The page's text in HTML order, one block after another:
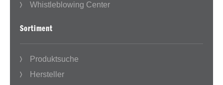
Whistleblowing Center
Sortiment
Produktsuche
Hersteller